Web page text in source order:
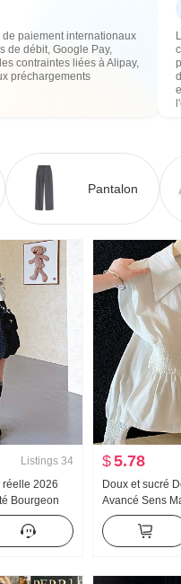
paiement internationaux
de débit, Google Pay,
contraintes liées à Alipay,
préchargements
Pantalon
Listings 34
réelle 2026
Bourgeon
Ample
Base
$5.78
Doux et sucré
Avancé Sens
Chemise pour
l'automne Style
Amincissant Top